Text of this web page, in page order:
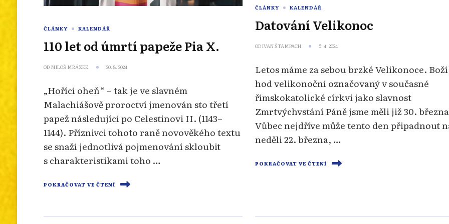
ČLÁNKY KALENDÁŘ
110 let od úmrtí papeže Pia X.
OD MILOŠ MRÁZEK 20. 8. 2024
„Hořící oheň“ – tak je ve slavném
Malachiášově proroctví jmenován sto třetí
papež následující po Celestinovi II. (1143–
1144). Příznivci tohoto raně novověkého textu
se snaží jednotlivá pojmenování skloubit
s charakteristikami toho …
POKRAČOVAT VE ČTENÍ
ČLÁNKY KALENDÁŘ
Datování Velikonoc
ODIVAN ŠTAMPACH 5. 4. 2024
Letos máme za sebou brzké Velikonoce. Boží
hod velikonoční označovaný v současné
římskokatolické církvi jako slavnost
Zmrtvýchvstání Páně jsme měli již 30.
Vůbec nejdříve může tento den připadnout
neděli 22. března, …
POKRAČOVAT VE ČTENÍ